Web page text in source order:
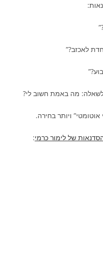
לאכזב?”
לשאלה: מה באמת חשוב לי?
ויותר בחירה.
של לימור כרמי: